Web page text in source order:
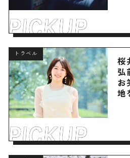
トラベル
桜
弘
お
地